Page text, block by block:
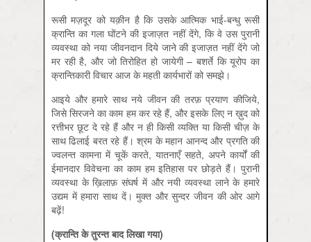
रूसी मज़दूर को यक़ीन है कि उसके आत्मिक भाई-बन्धु रूसी
क्रान्ति का गला घोंटने की इजाज़त नहीं देंगे, कि वे उस पुरानी
व्यवस्था को नया जीवनदान दिये जाने की इजाज़त नहीं देंगे जो
मर रही है, और जो तिरोहित हो जायेगी – बशर्ते कि यूरोप का
क्रान्तिकारी विचार आज के महती कार्यभारों को समझे।
आइये और हमारे साथ नये जीवन की तरफ़ प्रयाण कीजिये,
जिसे सिरजने का काम हम कर रहे हैं, और इसके लिए न ख़ुद को
रत्तीभर छूट दे रहे हैं और न ही किसी व्यक्ति या किसी चीज़ के
साथ ढिलाई बरत रहे हैं। श्रम के महान आनन्द और प्रगति की
ज्वलन्त कामना में चूकें करते, यातनाएँ सहते, अपने कार्यों की
ईमानदार विवेचना का काम हम इतिहास पर छोड़ते हैं। पुरानी
व्यवस्था के ख़िलाफ़ संघर्ष में और नयी व्यवस्था लाने के हमारे
उद्यम में हमारा साथ दें। मुक्त और सुन्दर जीवन की ओर आगे
बढ़ें!
(क्रान्ति के तुरन्त बाद लिखा गया)